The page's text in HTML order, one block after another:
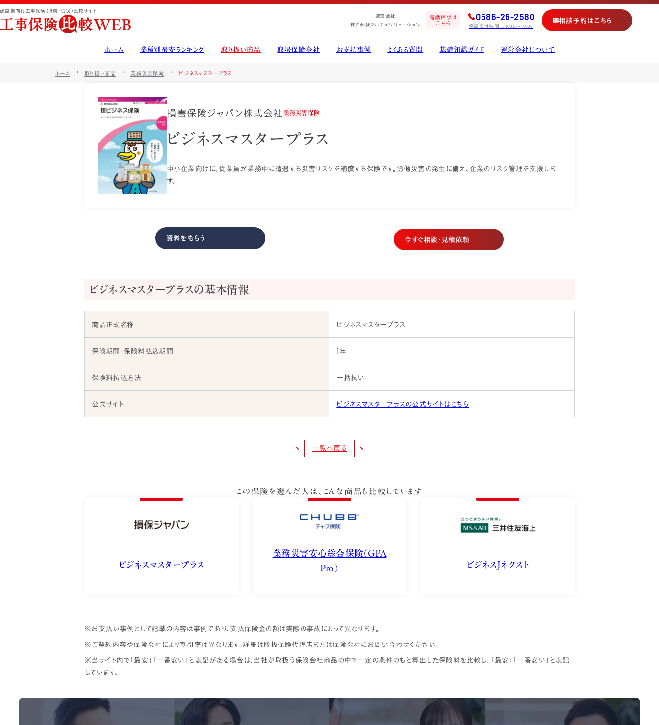
建設業向け工事保険（賠償・労災）比較サイト
ホーム 業種別最安ランキング 取り扱い商品
取り扱い商品
電話相談は
こちら
0586-26-2580
電話受付時間 … 9:00〜18:00
相談予約はこちら
取扱保険会社 お支払事例 よくある質問 基礎知識ガイド
基礎知識ガイド 工事保険の基礎・相場
運営会社について
運営会社について
運営会社
株式会社マルエイソリューション
電話相談は
こちら
0586-26-2580
電話受付時間 … 9:00〜18:00
相談予約はこちら
ホーム 取り扱い商品 業務災害保険 ビジネスマスタープラス
損害保険ジャパン株式会社業務災害保険
ビジネスマスタープラス
中小企業向けに、従業員が業務中に遭遇する災害リスクを補償する保険です。労働災害の発生に備え、企業のリスク管理を支援しま
す。
資料をもらう 今すぐ相談・見積依頼
ビジネスマスタープラスの基本情報
商品正式名称 ビジネスマスタープラス
保険期間・保険料払込期間 1年
保険料払込方法 一括払い
公式サイト ビジネスマスタープラスの公式サイトはこちら
一覧へ戻る
この保険を選んだ人は、 こんな商品も比較しています
ビジネスマスタープラス
業務災害安心総合保険（GPA
Pro）
ビジネスJネクスト
※お支払い事例として記載の内容は事例であり、支払保険金の額は実際の事故によって異なります。
※ご契約内容や保険会社により割引率は異なります。詳細は取扱保険代理店または保険会社にお問い合わせください。
※当サイト内で「最安」「一番安い」と表記がある場合は、当社が取扱う保険会社商品の中で一定の条件のもと算出した保険料を比較し、「最安」「一番安い」と表記
しています。